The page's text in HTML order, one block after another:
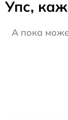
Упс,
А пока